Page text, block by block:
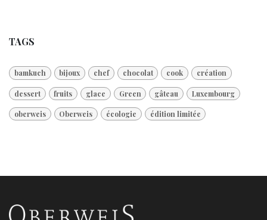
TAGS
bamkuch bijoux chef chocolat cook création
dessert fruits glace Green gâteau Luxembourg
oberweis Oberweis écologie édition limitée